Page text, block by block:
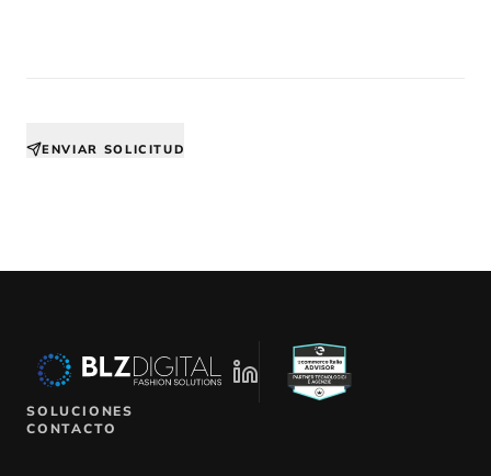
ENVIAR SOLICITUD
SOLUCIONES
CONTACTO